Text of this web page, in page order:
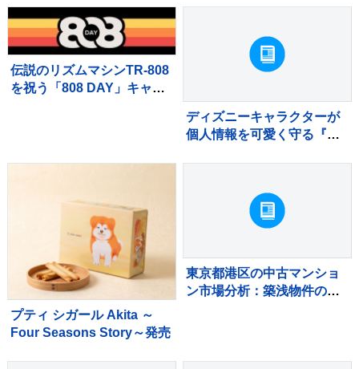
伝説のリズムマシンTR-808
を祝う「808 DAY」キャン
ディズニーキャラクターが
個人情報を可愛く守る『カ
プティ シガール Akita ～
Four Seasons Story～発売
東京都港区の中古マンショ
ン市場分析：築浅物件の滞